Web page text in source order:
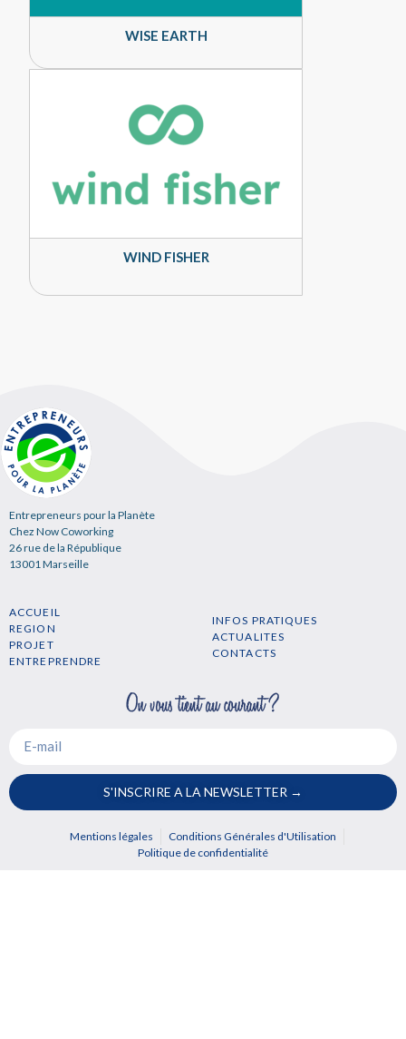
WISE EARTH
WIND FISHER
Entrepreneurs pour la Planète
Chez Now Coworking
26 rue de la République
13001 Marseille
ACCUEIL
REGION
PROJET
ENTREPRENDRE
INFOS PRATIQUES
ACTUALITES
CONTACTS
S'INSCRIRE A LA NEWSLETTER →
Mentions légales
Conditions Générales d'Utilisation
Politique de confidentialité